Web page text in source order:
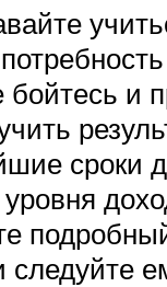
бойтесь и
сроки
следуйте